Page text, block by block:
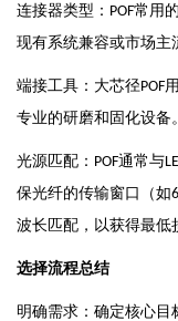
连接器类型： POF常用
现有系统兼容或市场主
端接工具：大芯径POF
专业的研磨和固化设备
光源匹配： POF通常与
保光纤的传输窗口（如
波长匹配，以获得最低
选择流程总结
明确需求：确定核心目